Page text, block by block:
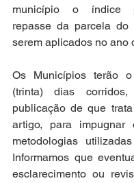
município o índice
repasse da parcela do
serem aplicados no ano
Os Municípios terão
(trinta) dias
publicação de que
artigo, para impugnar
metodologias
Informamos que
esclarecimento ou